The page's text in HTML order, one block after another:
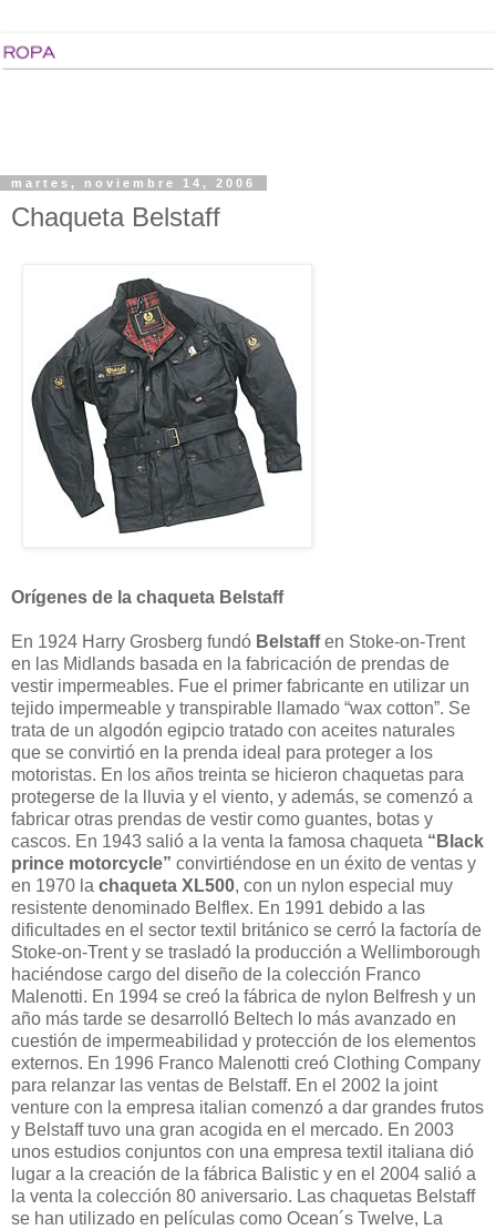
martes, noviembre 14, 2006
Chaqueta Belstaff
Orígenes de la chaqueta Belstaff
En 1924 Harry Grosberg fundó Belstaffen Stoke-on-Trent
en las Midlands basada en la fabricación de prendas de
vestir impermeables. Fue el primer fabricante en utilizar un
tejido impermeable y transpirable llamado “wax cotton”. Se
trata de un algodón egipcio tratado con aceites naturales
que se convirtió en la prenda ideal para proteger a los
motoristas. En los años treinta se hicieron chaquetas para
protegerse de la lluvia y el viento, y además, se comenzó a
fabricar otras prendas de vestir como guantes, botas y
cascos. En 1943 salió a la venta la famosa chaqueta “Black
prince motorcycle” convirtiéndose en un éxito de ventas y
en 1970 la chaqueta XL500, con un nylon especial muy
resistente denominado Belflex. En 1991 debido a las
dificultades en el sector textil británico se cerró la factoría de
Stoke-on-Trent y se trasladó la producción a Wellimborough
haciéndose cargo del diseño de la colección Franco
Malenotti. En 1994 se creó la fábrica de nylon Belfresh y un
año más tarde se desarrolló Beltech lo más avanzado en
cuestión de impermeabilidad y protección de los elementos
externos. En 1996 Franco Malenotti creó Clothing Company
para relanzar las ventas de Belstaff. En el 2002 la joint
venture con la empresa italian comenzó a dar grandes frutos
y Belstaff tuvo una gran acogida en el mercado. En 2003
unos estudios conjuntos con una empresa textil italiana dió
lugar a la creación de la fábrica Balistic y en el 2004 salió a
la venta la colección 80 aniversario. Las chaquetas Belstaff
se han utilizado en películas como Ocean´s Twelve, La